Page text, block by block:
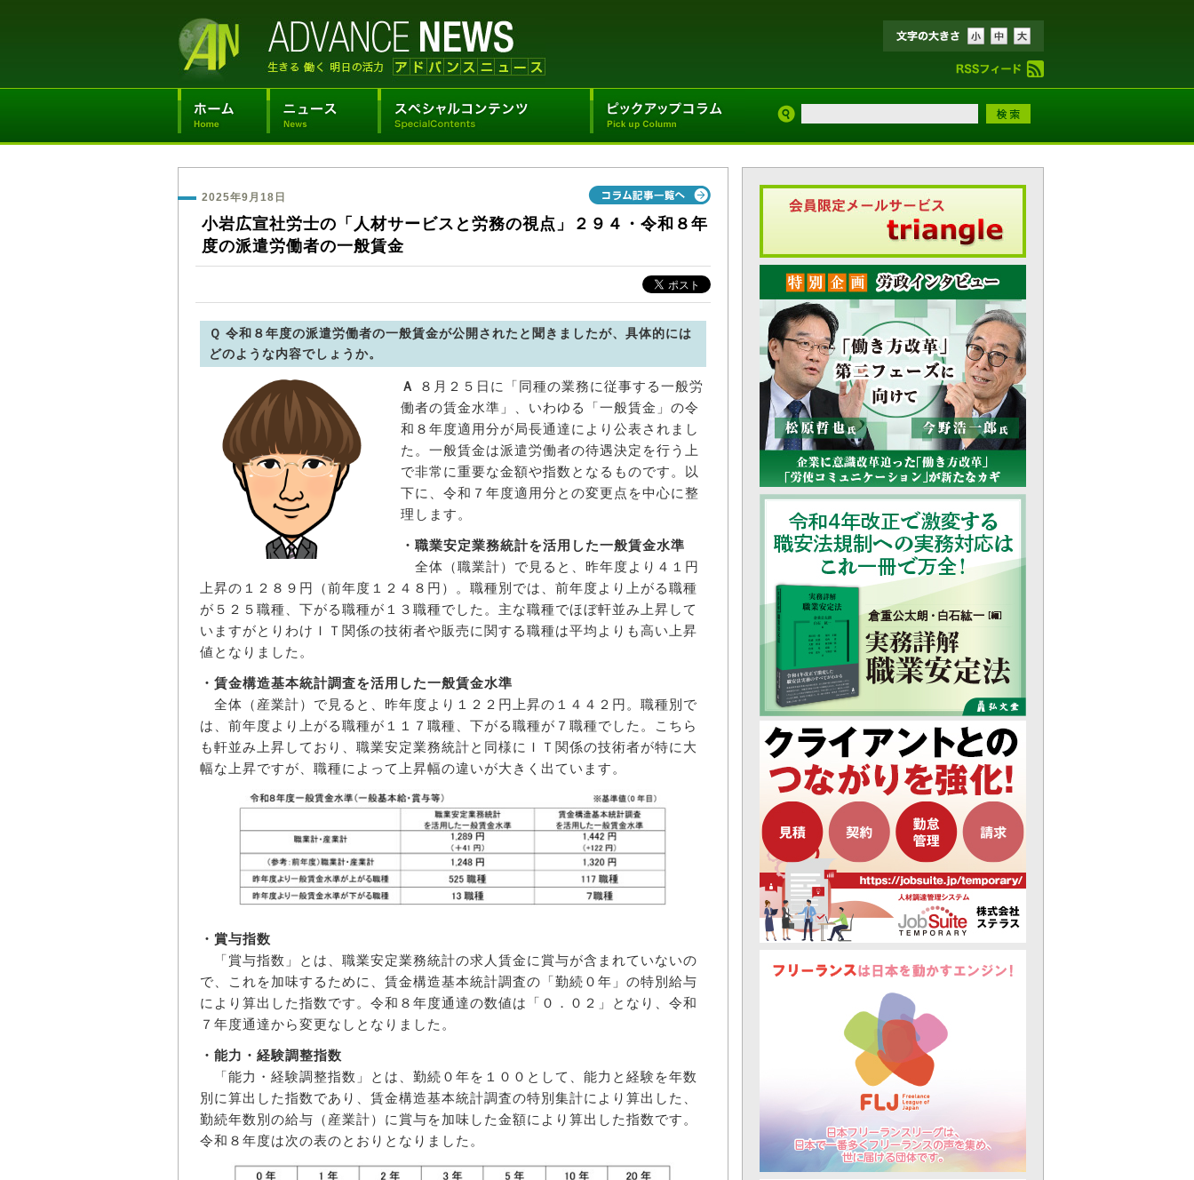
2025年9月18日
小岩広宣社労士の「人材サービスと労務の視点」２９４・令和８年
度の派遣労働者の一般賃金
Ｑ 令和８年度の派遣労働者の一般賃金が公開されたと聞きましたが、具体的には
どのような内容でしょうか。
Ａ
８月２５日に「同種の業務に従事する一般労
働者の賃金水準」、いわゆる「一般賃金」の令
和８年度適用分が局長通達により公表されまし
た。一般賃金は派遣労働者の待遇決定を行う上
で非常に重要な金額や指数となるものです。以
下に、令和７年度適用分との変更点を中心に整
理します。
・職業安定業務統計を活用した一般賃金水準
全体（職業計）で見ると、昨年度より４１円
上昇の１２８９円（前年度１２４８円）。職種別では、前年度より上がる職種
が５２５職種、下がる職種が１３職種でした。主な職種でほぼ軒並み上昇して
いますがとりわけＩＴ関係の技術者や販売に関する職種は平均よりも高い上昇
値となりました。
・賃金構造基本統計調査を活用した一般賃金水準
全体（産業計）で見ると、昨年度より１２２円上昇の１４４２円。職種別で
は、前年度より上がる職種が１１７職種、下がる職種が７職種でした。こちら
も軒並み上昇しており、職業安定業務統計と同様にＩＴ関係の技術者が特に大
幅な上昇ですが、職種によって上昇幅の違いが大きく出ています。
・賞与指数
「賞与指数」とは、職業安定業務統計の求人賃金に賞与が含まれていないの
で、これを加味するために、賃金構造基本統計調査の「勤続０年」の特別給与
により算出した指数です。令和８年度通達の数値は「０．０２」となり、令和
７年度通達から変更なしとなりました。
・能力・経験調整指数
「能力・経験調整指数」とは、勤続０年を１００として、能力と経験を年数
別に算出した指数であり、賃金構造基本統計調査の特別集計により算出した、
勤続年数別の給与（産業計）に賞与を加味した金額により算出した指数です。
令和８年度は次の表のとおりとなりました。